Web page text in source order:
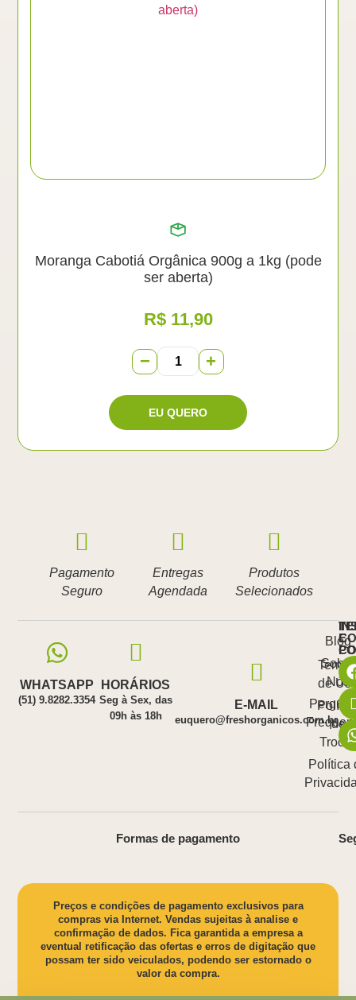
Moranga Cabotiá Orgânica 900g a 1kg (pode
ser aberta)
R$11,90
− +
Pagamento
Seguro
Entregas
Agendada
Produtos
Selecionados
WHATSAPP
(51) 9.8282.3354 E-MAIL
euquero@freshorganicos.com.br
HORÁRIOS
Seg à Sex, das
09h às 18h
Blog
Sobre
Nós
E
de
de
Política
Formas de pagamento
Preços e condições de pagamento exclusivos para
compras via Internet. Vendas sujeitas à analise e
confirmação de dados. Fica garantida a empresa a
eventual retificação das ofertas e erros de digitação que
possam ter sido veiculados, podendo ser estornado o
valor da compra.